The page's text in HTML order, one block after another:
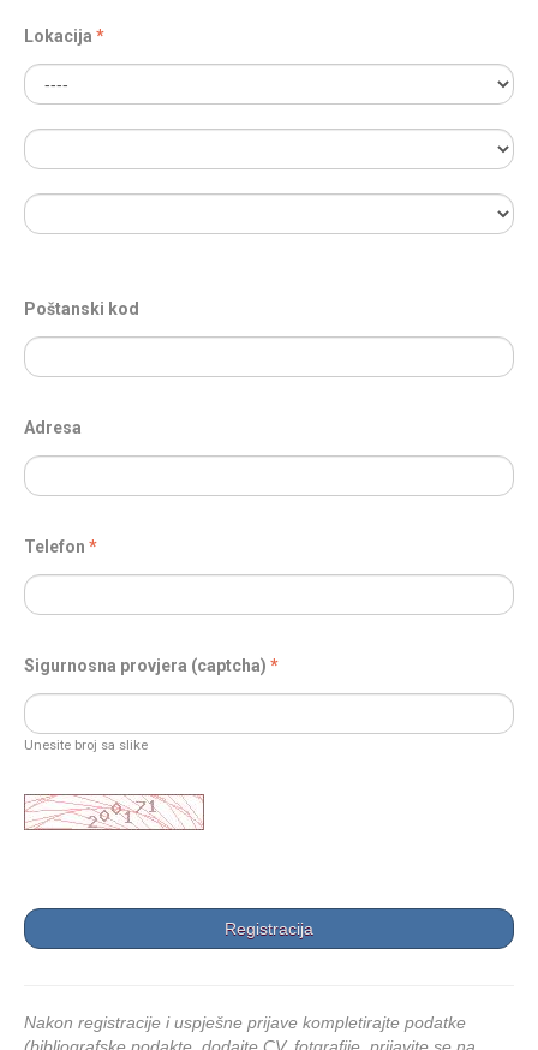
Lokacija
Poštanski kod
Adresa
Telefon
Sigurnosna provjera (captcha)
Unesite broj sa slike
Nakon registracije i uspješne prijave kompletirajte podatke